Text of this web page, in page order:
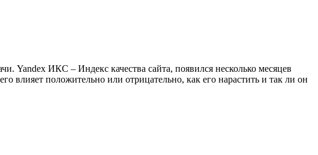
Yandex ИКС – Индекс качества сайта, появился несколько месяцев
влияет положительно или отрицательно, как его нарастить и так ли он